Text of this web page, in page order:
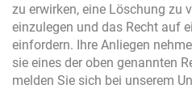
zu erwirken, eine Löschung zu
einzulegen und das Recht auf
einfordern. Ihre Anliegen
sie eines der oben genannten
melden Sie sich bei unserem